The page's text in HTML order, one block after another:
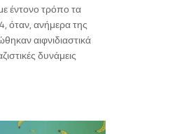
έντονο τρόπο τα
όταν, ανήμερα της
αιφνιδιαστικά
δυνάμεις